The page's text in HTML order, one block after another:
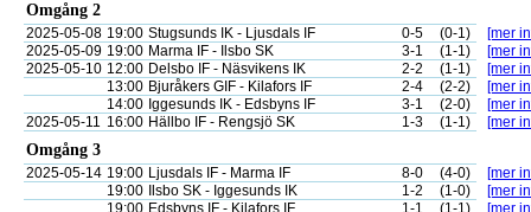
Omgång 2
2025-05-08 19:00 Stugsunds IK - Ljusdals IF 0-5 (0-1)
[mer
2025-05-09 19:00 Marma IF - Ilsbo SK 3-1 (1-1)
[mer
2025-05-10 12:00 Delsbo IF - Näsvikens IK 2-2 (1-1)
[mer
13:00 Bjuråkers GIF - Kilafors IF 2-4 (2-2)
[mer
14:00 Iggesunds IK - Edsbyns IF 3-1 (2-0)
[mer
2025-05-11 16:00 Hällbo IF - Rengsjö SK 1-3 (1-1) [mer
Omgång 3
2025-05-14 19:00 Ljusdals IF - Marma IF 8-0 (4-0)
[mer
19:00
Ilsbo SK - Iggesunds IK 1-2 (1-0)
[mer
19:00 Edsbyns IF - Kilafors IF 1-1 (1-1)
[mer